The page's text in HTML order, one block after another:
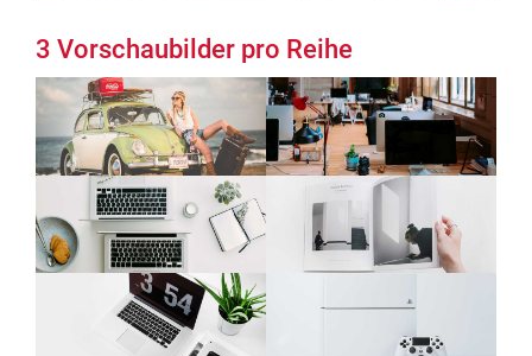
3 Vorschaubilder pro Reihe